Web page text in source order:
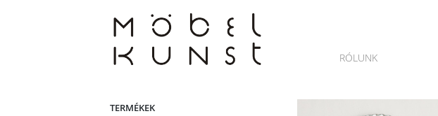
RÓLUNK
TERMÉKEK